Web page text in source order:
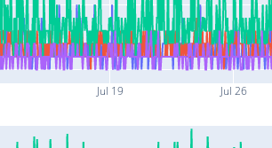
Jul 19 Jul 26